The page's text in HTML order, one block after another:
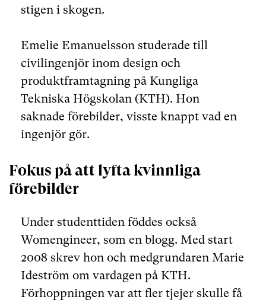
stigen i skogen.
Emelie Emanuelsson studerade till
civilingenjör inom design och
produktframtagning på Kungliga
Tekniska Högskolan (KTH). Hon
saknade förebilder, visste knappt vad en
ingenjör gör.
Fokus på att lyfta kvinnliga
förebilder
Under studenttiden föddes också
Womengineer, som en blogg. Med start
2008 skrev hon och medgrundaren Marie
Ideström om vardagen på KTH.
Förhoppningen var att fler tjejer skulle få